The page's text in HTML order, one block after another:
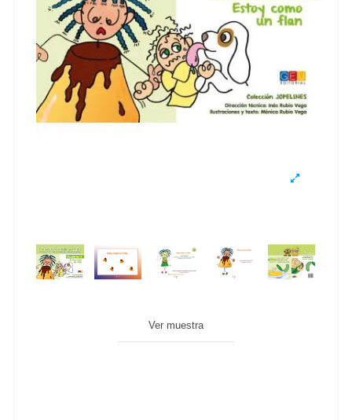
Ver muestra